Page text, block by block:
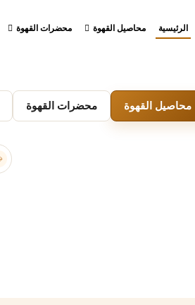
الرئيسية محاصيل القهوة محضرات القهوة
محاصيل القهوة محضرات القهوة